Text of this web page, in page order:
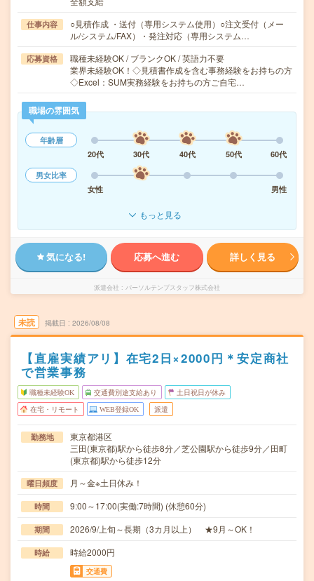
仕事内容
○見積作成 ・送付（専用システム使用）○注文受付（メー
ル/システム/FAX）・発注対応（専用システム…
応募資格
職種未経験OK / ブランクOK / 英語力不要
業界未経験OK！◇見積書作成を含む事務経験をお持ちの方
◇Excel：SUM実務経験をお持ちの方ご自宅…
職場の雰囲気
年齢層
20代
30代 40代 50代
60代
男女比率
女性
男性
もっと見る
気になる! 応募へ進む 詳しく見る
派遣会社 パーソルテンプスタッフ株式会社
未読 掲載日 2026/08/08
【直雇実績アリ】在宅2日×2000円＊安定商社
で営業事務
職種未経験OK 交通費別途支給あり 土日祝日が休み
在宅・リモート WEB登録OK 派遣
勤務地
東京都港区
三田(東京都)駅から徒歩8分／芝公園駅から徒歩9分／田町
(東京都)駅から徒歩12分
曜日頻度 月～金※土日休み！
時間 9:00～17:00(実働:7時間) (休憩60分)
期間 2026/9/上旬～長期（3カ月以上） ★9月～OK！
時給 時給2000円
交通費